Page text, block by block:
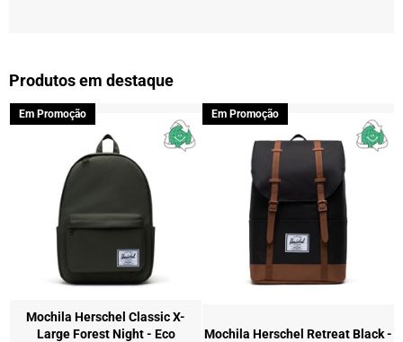
Produtos em destaque
Mochila Herschel Classic X-
Large Forest Night - Eco
Em Promoção
Mochila Herschel Retreat Black -
Em Promoção